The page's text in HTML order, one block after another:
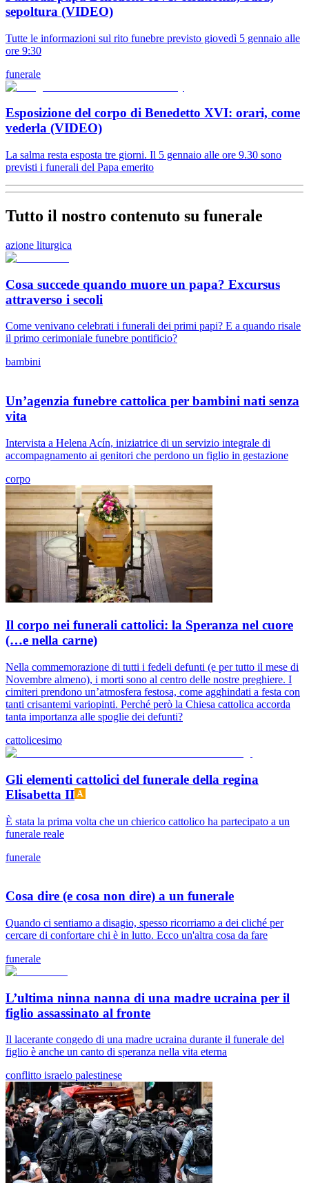
sepoltura (VIDEO)
Tutte le informazioni sul rito funebre previsto giovedì 5 gennaio alle
ore 9:30
funerale
Esposizione del corpo di Benedetto XVI: orari, come
vederla (VIDEO)
La salma resta esposta tre giorni. Il 5 gennaio alle ore 9.30 sono
previsti i funerali del Papa emerito
Tutto il nostro contenuto su funerale
azione liturgica
Cosa succede quando muore un papa? Excursus
attraverso i secoli
Come venivano celebrati i funerali dei primi papi? E a quando risale
il primo cerimoniale funebre pontificio?
bambini
Un’agenzia funebre cattolica per bambini nati senza
vita
Intervista a Helena Acín, iniziatrice di un servizio integrale di
accompagnamento ai genitori che perdono un figlio in gestazione
corpo
Il corpo nei funerali cattolici: la Speranza nel cuore
(…e nella carne)
Nella commemorazione di tutti i fedeli defunti (e per tutto il mese di
Novembre almeno), i morti sono al centro delle nostre preghiere. I
cimiteri prendono un’atmosfera festosa, come agghindati a festa con
tanti crisantemi variopinti. Perché però la Chiesa cattolica accorda
tanta importanza alle spoglie dei defunti?
cattolicesimo
Gli elementi cattolici del funerale della regina
Elisabetta II
È stata la prima volta che un chierico cattolico ha partecipato a un
funerale reale
funerale
Cosa dire (e cosa non dire) a un funerale
Quando ci sentiamo a disagio, spesso ricorriamo a dei cliché per
cercare di confortare chi è in lutto. Ecco un'altra cosa da fare
funerale
L’ultima ninna nanna di una madre ucraina per il
figlio assassinato al fronte
Il lacerante congedo di una madre ucraina durante il funerale del
figlio è anche un canto di speranza nella vita eterna
conflitto israelo palestinese